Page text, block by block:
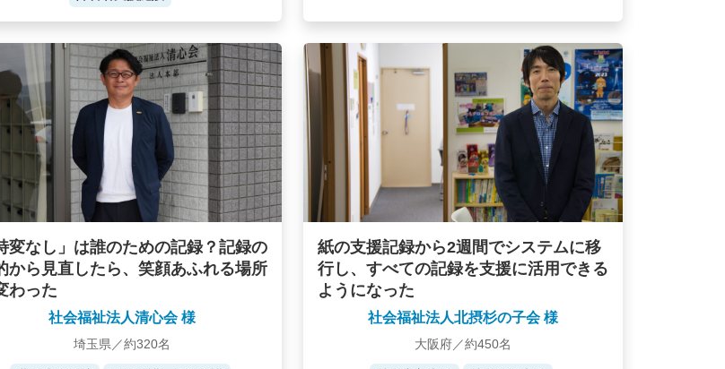
変なし」は誰のための記録？記録の
から見直したら、笑顔あふれる場所
わった
社会福祉法人清心会 様
埼玉県／約320名
紙の支援記録から2週間でシステムに移
行し、すべての記録を支援に活用できる
ようになった
社会福祉法人北摂杉の子会 様
大阪府／約450名